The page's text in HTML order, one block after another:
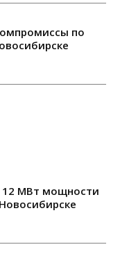
по
12 МВт мощности